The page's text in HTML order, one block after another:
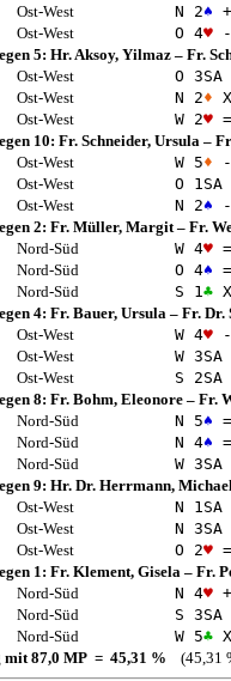
Ost-West N 2♠
Ost-West O 4♥-
5: Hr. Aksoy, Yilmaz– Fr.
Ost-West O 3SA
Ost-West N 2♦
Ost-West W 2♥=
10: Fr. Schneider, Ursula –
Ost-West W 5♦
Ost-West O 1 SA
Ost-West N 2♠
2: Fr. Müller, Margit– Fr.
Nord-Süd W 4♥=
Nord-Süd O 4♠ =
Nord-Süd S 1 ♣
4: Fr. Bauer, Ursula – Fr. Dr.
Ost-West W 4♥-
Ost-West W 3SA
Ost-West S 2SA
8: Fr. Bohm, Eleonore– Fr.
Nord-Süd N 5♠ =
Nord-Süd N 4♠ =
Nord-Süd W 3SA
9: Hr. Dr. Herrmann,
Ost-West N 1 SA
Ost-West N 3SA
Ost-West O 2♥=
1: Fr. Klement, Gisela – Fr.
Nord-Süd N 4♥
Nord-Süd S 3SA
Nord-Süd W 5♣
mit 87,0 MP = 45,31 % (45,31